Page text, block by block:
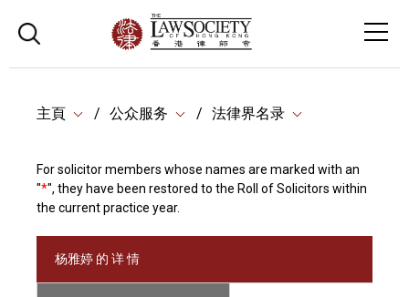
主頁 公众服务 法律界名录
For solicitor members whose names are marked with an
"*", they have been restored to the Roll of Solicitors within
the current practice year.
杨雅婷 的 详 情